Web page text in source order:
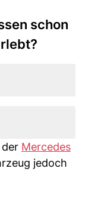
schon
Mercedes
jedoch